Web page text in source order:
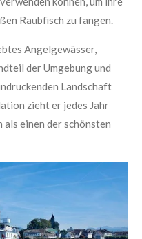
Raubfisch zu fangen.
Angelgewässer,
der Umgebung und
Landschaft
zieht er jedes Jahr
als einen der schönsten